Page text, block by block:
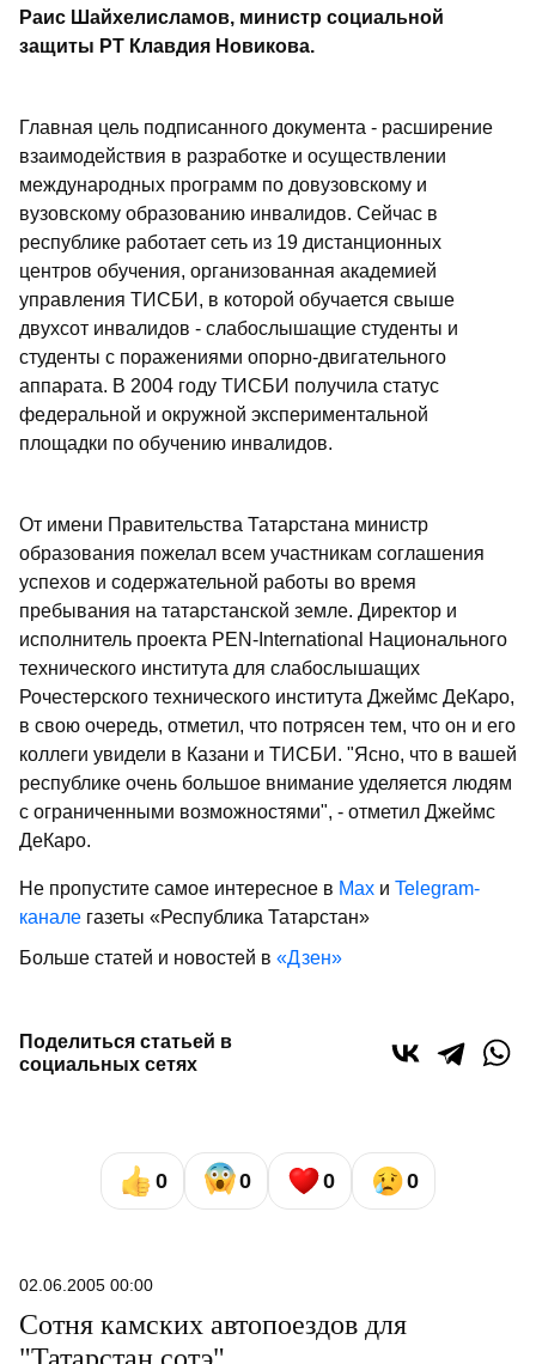
Раис Шайхелисламов, министр социальной
защиты РТ Клавдия Новикова.
Главная цель подписанного документа - расширение
взаимодействия в разработке и осуществлении
международных программ по довузовскому и
вузовскому образованию инвалидов. Сейчас в
республике работает сеть из 19 дистанционных
центров обучения, организованная академией
управления ТИСБИ, в которой обучается свыше
двухсот инвалидов - слабослышащие студенты и
студенты с поражениями опорно-двигательного
аппарата. В 2004 году ТИСБИ получила статус
федеральной и окружной экспериментальной
площадки по обучению инвалидов.
От имени Правительства Татарстана министр
образования пожелал всем участникам соглашения
успехов и содержательной работы во время
пребывания на татарстанской земле. Директор и
исполнитель проекта PEN-International Национального
технического института для слабослышащих
Рочестерского технического института Джеймс ДеКаро,
в свою очередь, отметил, что потрясен тем, что он и его
коллеги увидели в Казани и ТИСБИ. "Ясно, что в вашей
республике очень большое внимание уделяется людям
с ограниченными возможностями", - отметил Джеймс
ДеКаро.
Не пропустите самое интересное в Max и Telegram-
канале газеты «Республика Татарстан»
Больше статей и новостей в «Дзен»
Поделиться статьей в
социальных сетях
0 0 0 0
02.06.2005 00:00
Сотня камских автопоездов для